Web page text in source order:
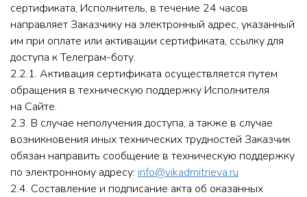
сертификата, Исполнитель, в течение 24 часов
направляет Заказчику на электронный адрес, указанный
им при оплате или активации сертификата, ссылку для
доступа к Телеграм-боту.
2.2.1. Активация сертификата осуществляется путем
обращения в техническую поддержку Исполнителя
на Сайте.
2.3. В случае неполучения доступа, а также в случае
возникновения иных технических трудностей Заказчик
обязан направить сообщение в техническую поддержку
по электронному адресу: info@vikadmitrieva.ru
2.4. Составление и подписание акта об оказанных